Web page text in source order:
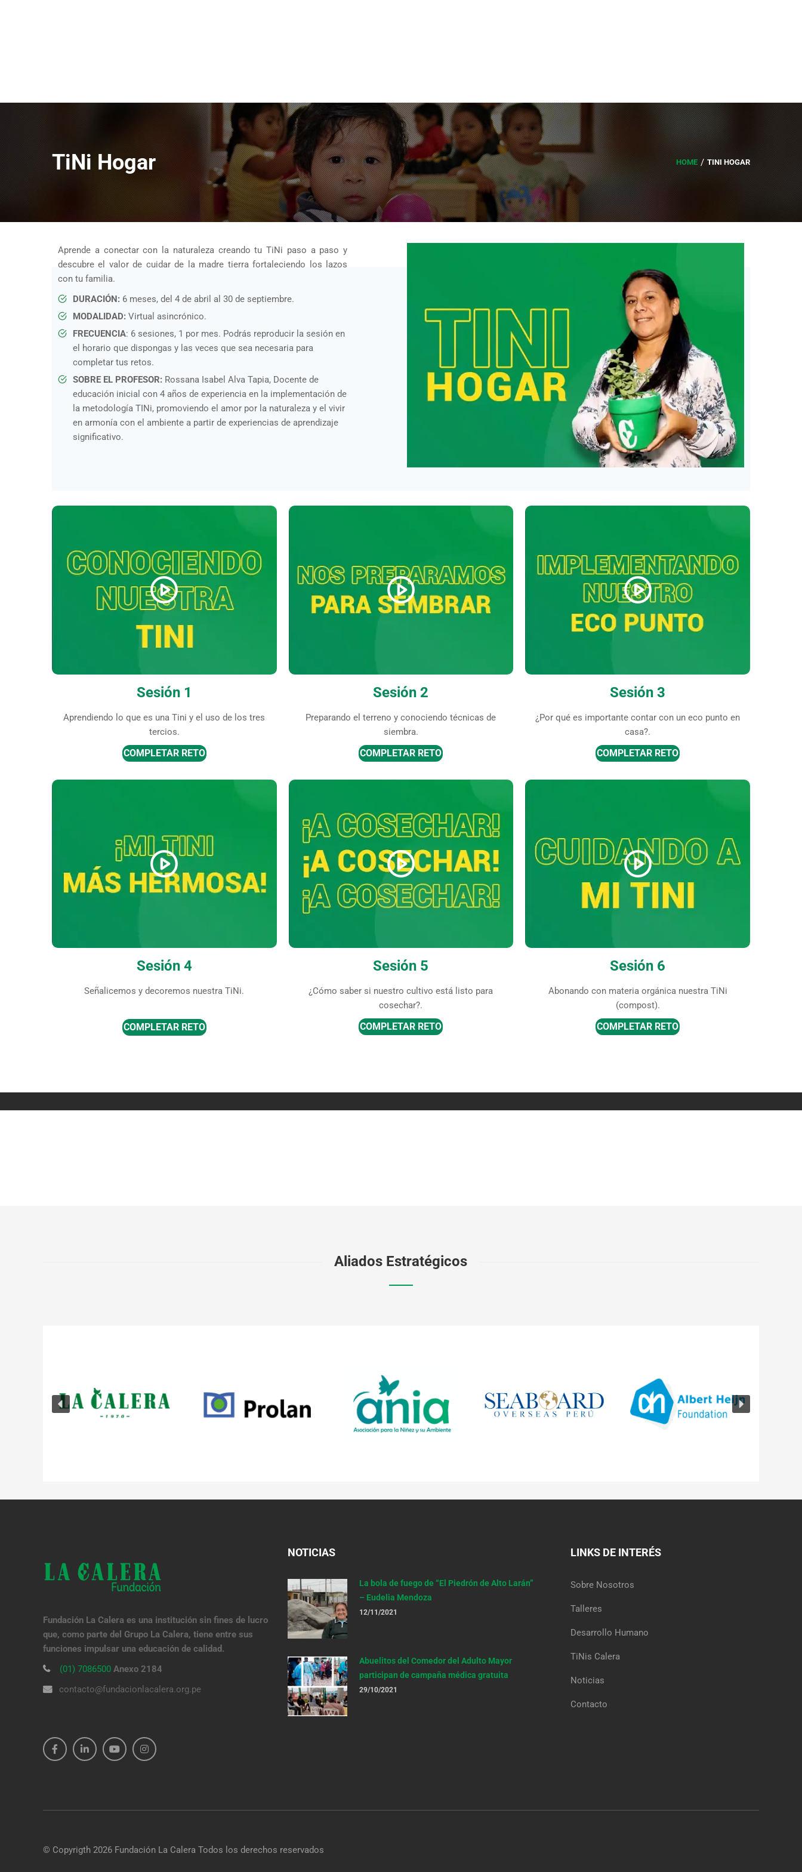
TiNi Hogar HOME TINI HOGAR
Aprende a conectar con la naturaleza creando tu TiNi paso a paso y
descubre el valor de cuidar de la madre tierra fortaleciendo los lazos
con tu familia.
DURACIÓN: 6 meses, del 4 de abril al 30 de septiembre.
MODALIDAD: Virtual asincrónico.
FRECUENCIA: 6 sesiones, 1 por mes. Podrás reproducir la sesión en
el horario que dispongas y las veces que sea necesaria para
completar tus retos.
SOBRE EL PROFESOR: Rossana Isabel Alva Tapia, Docente de
educación inicial con 4 años de experiencia en la implementación de
la metodología TINi, promoviendo el amor por la naturaleza y el vivir
en armonía con el ambiente a partir de experiencias de aprendizaje
significativo.
Sesión 1
Aprendiendo lo que es una Tini y el uso de los tres
tercios.
COMPLETAR RETO
Sesión 2
Preparando el terreno y conociendo técnicas de
siembra.
COMPLETAR RETO
Sesión 3
¿Por qué es importante contar con un eco punto en
casa?.
COMPLETAR RETO
Sesión 4
Señalicemos y decoremos nuestra TiNi.
COMPLETAR RETO
Sesión 5
¿Cómo saber si nuestro cultivo está listo para
cosechar?.
COMPLETAR RETO
Sesión 6
Abonando con materia orgánica nuestra TiNi
(compost).
COMPLETAR RETO
Aliados Estratégicos
Fundación La Calera es una institución sin fines de lucro
que, como parte del Grupo La Calera, tiene entre sus
funciones impulsar una educación de calidad.
(01) 7086500 Anexo 2184
contacto@fundacionlacalera.org.pe
NOTICIAS
La bola de fuego de “El Piedrón de Alto Larán”
– Eudelia Mendoza
12/11/2021
Abuelitos del Comedor del Adulto Mayor
participan de campaña médica gratuita
29/10/2021
LINKS DE INTERÉS
Sobre Nosotros
Talleres
Desarrollo Humano
TiNis Calera
Noticias
Contacto
© Copyrigth 2026 Fundación La Calera Todos los derechos reservados